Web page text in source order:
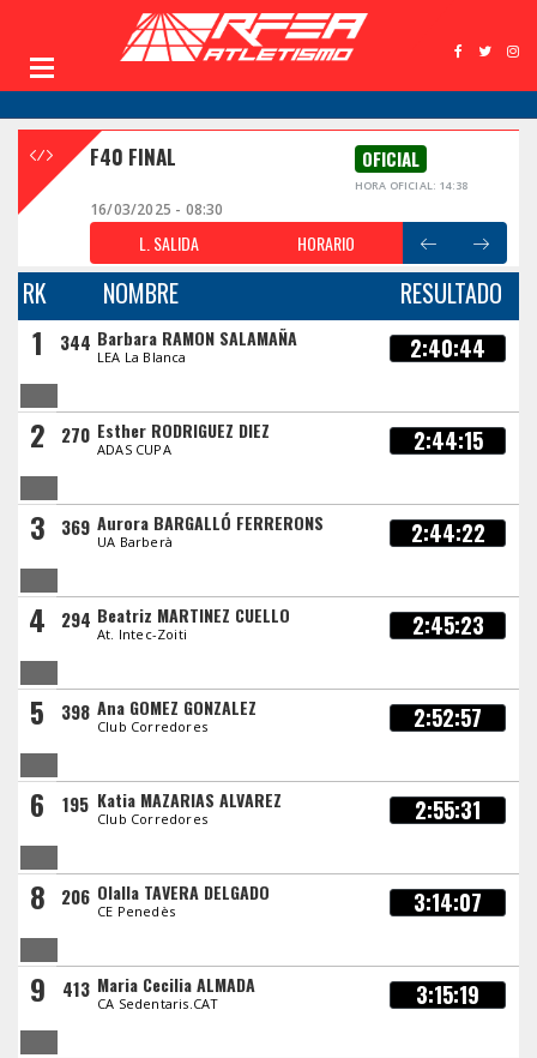
F40 FINAL OFICIAL
HORA OFICIAL: 14:38
16/03/2025 - 08:30
L. SALIDA HORARIO
RK NOMBRE RESULTADO
1 344 Barbara RAMON SALAMAÑA
LEA La Blanca 2:40:44
2 270 Esther RODRIGUEZ DIEZ
ADAS CUPA 2:44:15
3 369 Aurora BARGALLÓ FERRERONS
UA Barberà 2:44:22
4 294 Beatriz MARTINEZ CUELLO
At. Intec-Zoiti 2:45:23
5 398 Ana GOMEZ GONZALEZ
Club Corredores 2:52:57
6 195 Katia MAZARIAS ALVAREZ
Club Corredores 2:55:31
8 206 Olalla TAVERA DELGADO
CE Penedès 3:14:07
9 413 Maria Cecilia ALMADA
CA Sedentaris.CAT 3:15:19